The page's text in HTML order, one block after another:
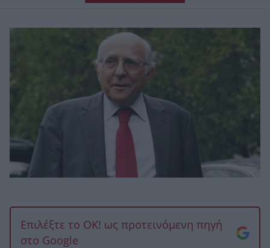
Επιλέξτε το OK! ως προτεινόμενη πηγή
στο Google